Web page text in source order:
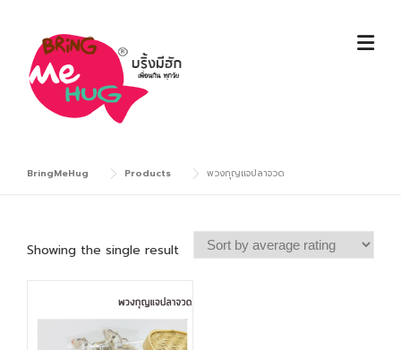
content
BringMeHug Products พวงกุญแจปลาจวด
Showing the single result